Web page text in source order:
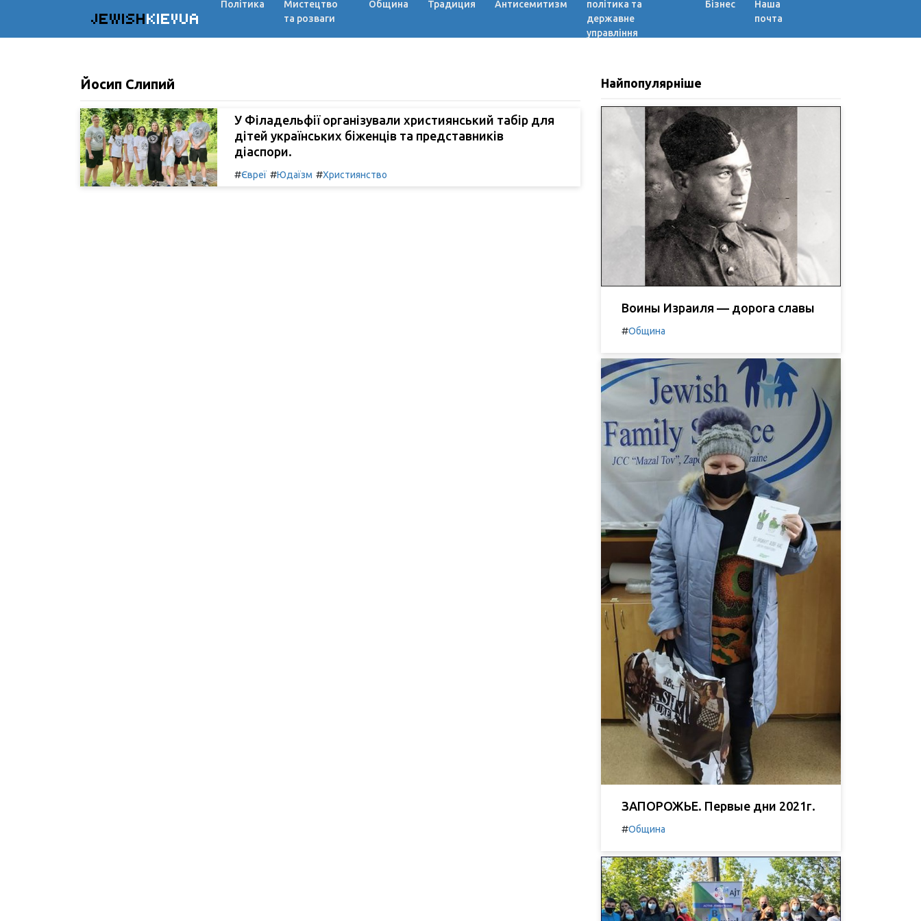
JEWISHKIEVUA
Політика
Мистецтво
та розваги
Община Традиция Антисемитизм
політика та
державне
управління
Бізнес
Наша
почта
Йосип Слипий
У Філадельфії організували християнський табір для
дітей українських біженців та представників
діаспори.
#Євреї #Юдаїзм #Християнство
Найпопулярніше
Воины Израиля — дорога славы
#Община
ЗАПОРОЖЬЕ. Первые дни 2021г.
#Община